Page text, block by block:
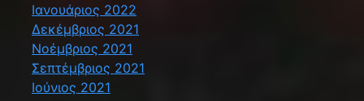
Ιανουάριος 2022
Δεκέμβριος 2021
Νοέμβριος 2021
Σεπτέμβριος 2021
Ιούνιος 2021